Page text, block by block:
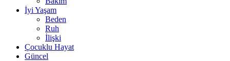
İyi Yaşam
Beden
Ruh
İlişki
Çocuklu Hayat
Güncel